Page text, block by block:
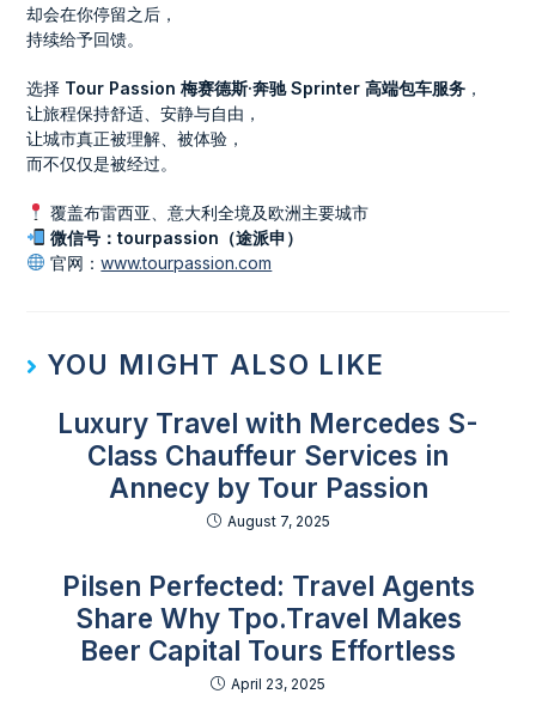
却会在你停留之后，
持续给予回馈。
选择 Tour Passion 梅赛德斯·奔驰 Sprinter 高端包车服务 ，
让旅程保持舒适、安静与自由，
让城市真正被理解、被体验，
而不仅仅是被经过。
覆盖布雷西亚、意大利全境及欧洲主要城市
微信号：tourpassion（途派申）
官网：www.tourpassion.com
YOU MIGHT ALSO LIKE
Luxury Travel with Mercedes S-
Class Chauffeur Services in
Annecy by Tour Passion
August 7, 2025
Pilsen Perfected: Travel Agents
Share Why Tpo.Travel Makes
Beer Capital Tours Effortless
April 23, 2025